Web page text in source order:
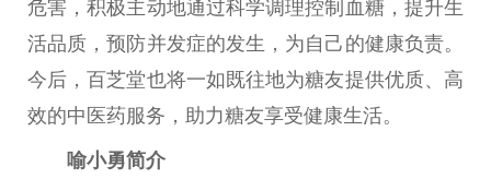
危害，积极主动地通过科学调理控制血糖，提升生
活品质，预防并发症的发生，为自己的健康负责。
今后，百芝堂也将一如既往地为糖友提供优质、高
效的中医药服务，助力糖友享受健康生活。
喻小勇简介